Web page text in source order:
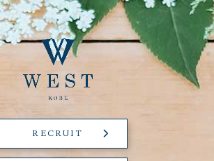
RECRUIT